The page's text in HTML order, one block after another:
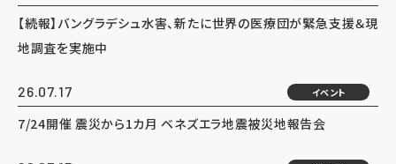
【続報】バングラデシュ水害、新たに世界の医療団が緊急支援＆現
地調査を実施中
26.07.17 イベント
7/24開催 震災から1カ月 ベネズエラ地震被災地報告会